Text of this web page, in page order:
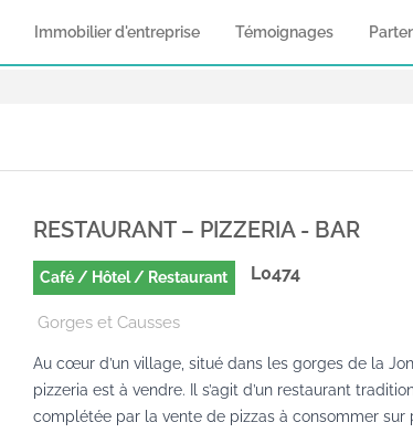
Immobilier d'entreprise Témoignages
RESTAURANT – PIZZERIA - BAR
Café / Hôtel / Restaurant L0474
Gorges et Causses
Au cœur d’un village, situé dans les gorges de la
pizzeria est à vendre. Il s’agit d’un restaurant
complétée par la vente de pizzas à consommer sur